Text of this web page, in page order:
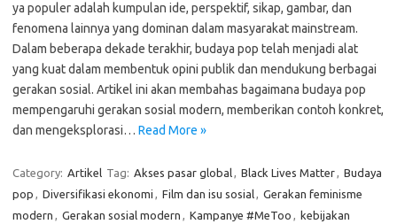
ya populer adalah kumpulan ide, perspektif, sikap, gambar, dan
fenomena lainnya yang dominan dalam masyarakat mainstream.
Dalam beberapa dekade terakhir, budaya pop telah menjadi alat
yang kuat dalam membentuk opini publik dan mendukung berbagai
gerakan sosial. Artikel ini akan membahas bagaimana budaya pop
mempengaruhi gerakan sosial modern, memberikan contoh konkret,
dan mengeksplorasi… Read More »
Category: Artikel Tag: Akses pasar global, Black Lives Matter, Budaya
pop , Diversifikasi ekonomi , Film dan isu sosial, Gerakan feminisme
modern , Gerakan sosial modern , Kampanye #MeToo , kebijakan